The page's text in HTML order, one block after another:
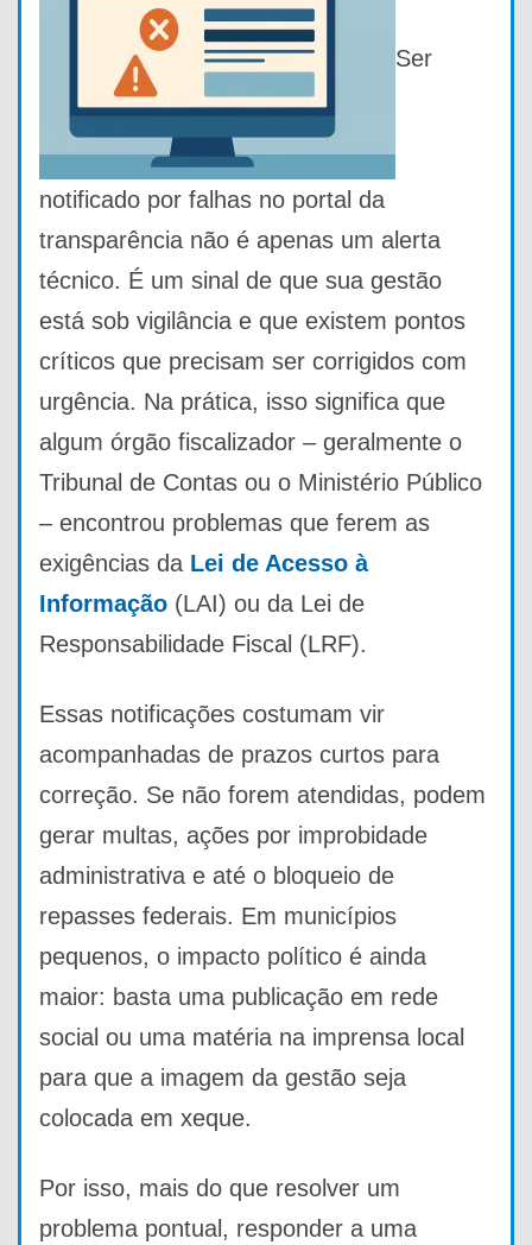
Ser
notificado por falhas no portal da
transparência não é apenas um alerta
técnico. É um sinal de que sua gestão
está sob vigilância e que existem pontos
críticos que precisam ser corrigidos com
urgência. Na prática, isso significa que
algum órgão fiscalizador – geralmente o
Tribunal de Contas ou o Ministério Público
– encontrou problemas que ferem as
exigências da Lei de Acesso à
Informação (LAI) ou da Lei de
Responsabilidade Fiscal (LRF).
Essas notificações costumam vir
acompanhadas de prazos curtos para
correção. Se não forem atendidas, podem
gerar multas, ações por improbidade
administrativa e até o bloqueio de
repasses federais. Em municípios
pequenos, o impacto político é ainda
maior: basta uma publicação em rede
social ou uma matéria na imprensa local
para que a imagem da gestão seja
colocada em xeque.
Por isso, mais do que resolver um
problema pontual, responder a uma